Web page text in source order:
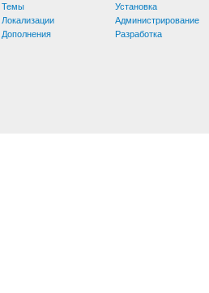
Темы
Локализации
Дополнения
Установка
Администрирование
Разработка